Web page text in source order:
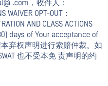
.com，收件人：
WAIVER OPT-OUT：
AND CLASS ACTIONS
days of Your acceptance of
弃权声明进行索赔仲裁。如
也不受本免 责声明的约